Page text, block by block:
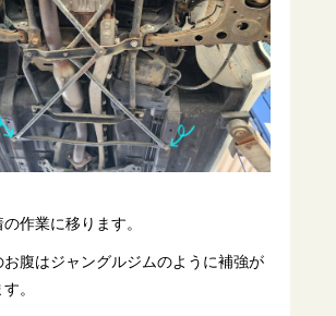
作業に移ります。
お腹はジャングルジムのように補強が
。